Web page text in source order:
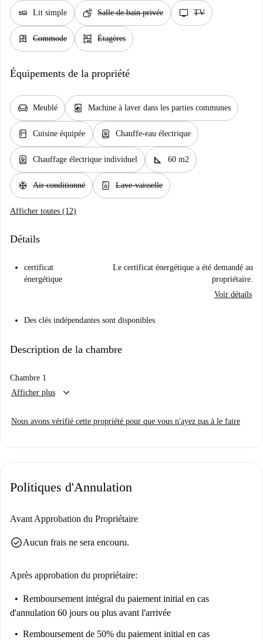
airline_seat_flat Lit simple soap Salle de bain privée tv TV
dresser Commode shelves Étagères
Équipements de la propriété
chair Meublé local_laundry_service Machine à laver dans les parties communes
kitchen Cuisine équipée water_heater Chauffe-eau électrique
water_heater Chauffage électrique individuel square_foot 60 m2
ac_unit Air conditionné dishwasher_gen Lave-vaisselle
Afficher toutes (12)
Détails
certificat
énergétique
Le certificat énergétique a été demandé au
propriétaire.
Voir détails
Des clés indépendantes sont disponibles
Description de la chambre
Chambre 1
Afficher plus
keyboard_arrow_down
Nous avons vérifié cette propriété pour que vous n'ayez pas à le faire
Politiques d'Annulation
Avant Approbation du Propriétaire
check_circleAucun frais ne sera encouru.
Après approbation du propriétaire:
Remboursement intégral du paiement initial en cas
d'annulation 60 jours ou plus avant l'arrivée
Remboursement de 50% du paiement initial en cas